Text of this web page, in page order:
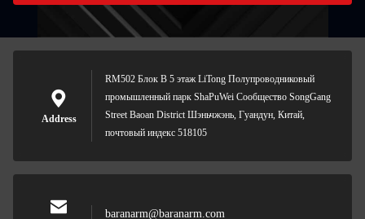
Address
RM502 Блок B 5 этаж LiTong Полупроводниковый
промышленный парк ShaPuWei Сообщество SongGang
Street Baoan District Шэньчжэнь, Гуандун, Китай,
почтовый индекс 518105
baranarm@baranarm.com